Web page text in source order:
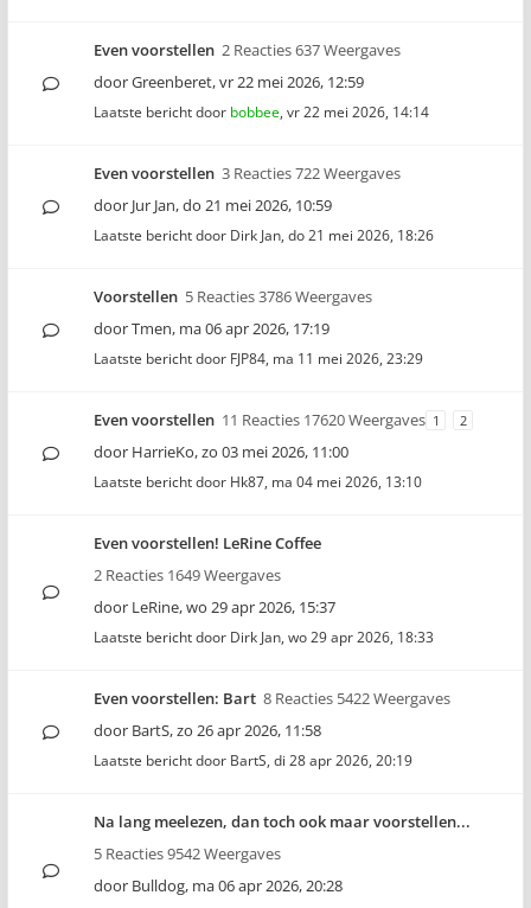
Even voorstellen 2 Reacties 637 Weergaves
doorGreenberet,vr 22 mei 2026, 12:59
Laatste bericht door bobbee, vr 22 mei 2026, 14:14
Even voorstellen 3 Reacties 722 Weergaves
door Jur Jan,do 21 mei 2026, 10:59
Laatste bericht door Dirk Jan, do 21 mei 2026, 18:26
Voorstellen 5 Reacties 3786 Weergaves
doorTmen, ma 06 apr 2026, 17:19
Laatste bericht door FJP84, ma 11 mei 2026, 23:29
Even voorstellen 11 Reacties 17620 Weergaves 1 2
door HarrieKo,zo 03 mei 2026, 11:00
Laatste bericht door Hk87, ma 04 mei 2026, 13:10
Even voorstellen! LeRine Coffee
2 Reacties 1649 Weergaves
door LeRine,wo 29 apr 2026, 15:37
Laatste bericht door Dirk Jan, wo 29 apr 2026, 18:33
Even voorstellen: Bart 8 Reacties 5422 Weergaves
door BartS,zo 26 apr 2026, 11:58
Laatste bericht door BartS, di 28 apr 2026, 20:19
Na lang meelezen, dan toch ook maar voorstellen...
5 Reacties 9542 Weergaves
door Bulldog, ma 06 apr 2026, 20:28